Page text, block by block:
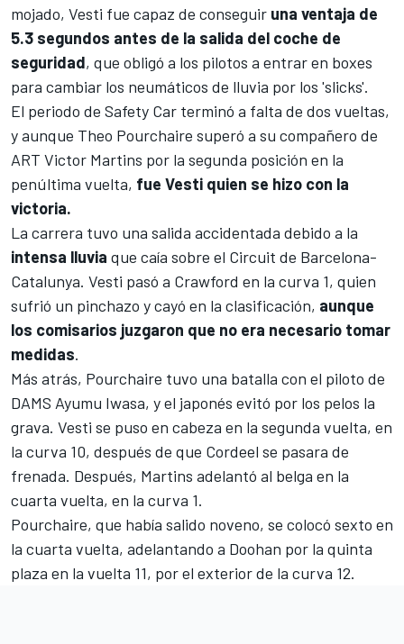
mojado, Vesti fue capaz de conseguir una ventaja de
5.3 segundos antes de la salida del coche de
seguridad, que obligó a los pilotos a entrar en boxes
para cambiar los neumáticos de lluvia por los 'slicks'.
El periodo de Safety Car terminó a falta de dos vueltas,
y aunque Theo Pourchaire superó a su compañero de
ART Victor Martins por la segunda posición en la
penúltima vuelta, fue Vesti quien se hizo con la
victoria.
La carrera tuvo una salida accidentada debido a la
intensa lluvia que caía sobre el Circuit de Barcelona-
Catalunya. Vesti pasó a Crawford en la curva 1, quien
sufrió un pinchazo y cayó en la clasificación, aunque
los comisarios juzgaron que no era necesario tomar
medidas.
Más atrás, Pourchaire tuvo una batalla con el piloto de
DAMS Ayumu Iwasa, y el japonés evitó por los pelos la
grava. Vesti se puso en cabeza en la segunda vuelta, en
la curva 10, después de que Cordeel se pasara de
frenada. Después, Martins adelantó al belga en la
cuarta vuelta, en la curva 1.
Pourchaire, que había salido noveno, se colocó sexto en
la cuarta vuelta, adelantando a Doohan por la quinta
plaza en la vuelta 11, por el exterior de la curva 12.